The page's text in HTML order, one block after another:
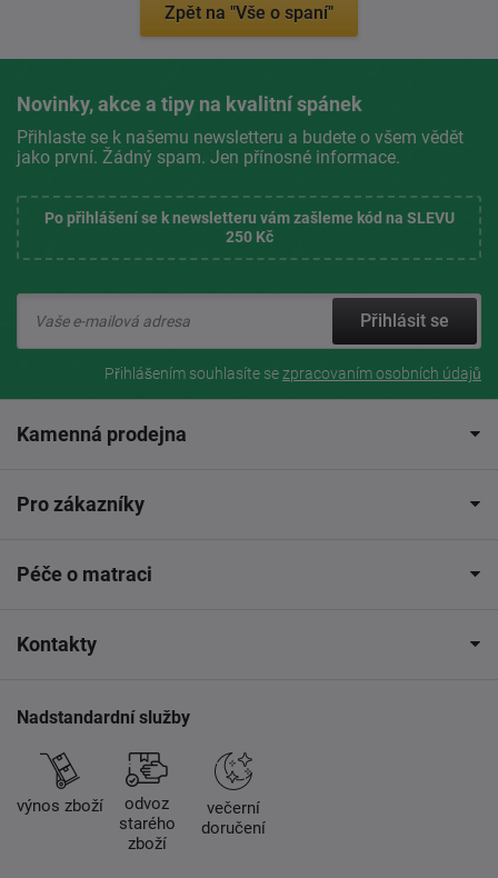
Zpět na "Vše o spaní"
Novinky, akce a tipy na kvalitní spánek
Přihlaste se k našemu newsletteru a budete o všem vědět
jako první. Žádný spam. Jen přínosné informace.
Po přihlášení se k newsletteru vám zašleme kód na SLEVU
250 Kč
Přihlásit se
Přihlášením souhlasíte sezpracovaním osobních údajů
Kamenná prodejna
Pro zákazníky
Péče o matraci
Kontakty
Nadstandardní služby
výnos zboží
odvoz
starého
zboží
večerní
doručení